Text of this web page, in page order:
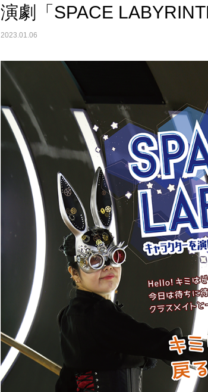
演劇「SPACE
2023.01.06